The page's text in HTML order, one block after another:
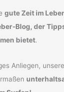
gute Zeit im
Blog, der
bietet.
Anliegen,